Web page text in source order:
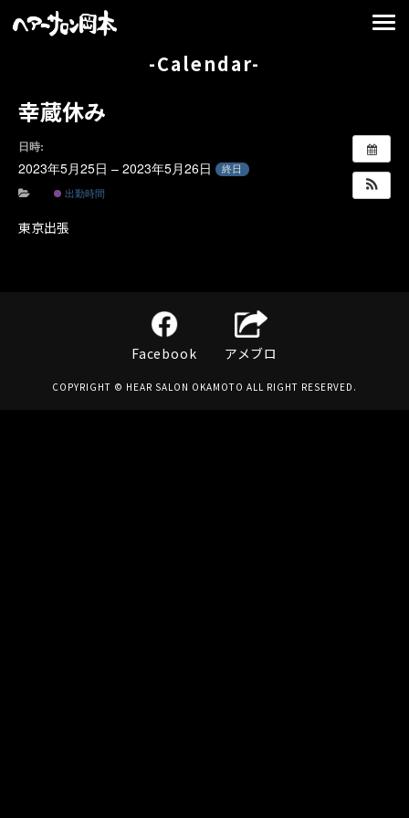
-Calendar-
幸蔵休み
日時:
2023年5月25日 – 2023年5月26日 終日
出勤時間
東京出張
Facebook アメブロ
COPYRIGHT © HEAR SALON OKAMOTO ALL RIGHT RESERVED.